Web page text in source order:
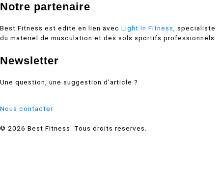
Notre partenaire
Best Fitness est edite en lien avec Light In Fitness, specialiste
du materiel de musculation et des sols sportifs professionnels.
Newsletter
Une question, une suggestion d'article ?
Nous contacter
© 2026 Best Fitness. Tous droits reserves.